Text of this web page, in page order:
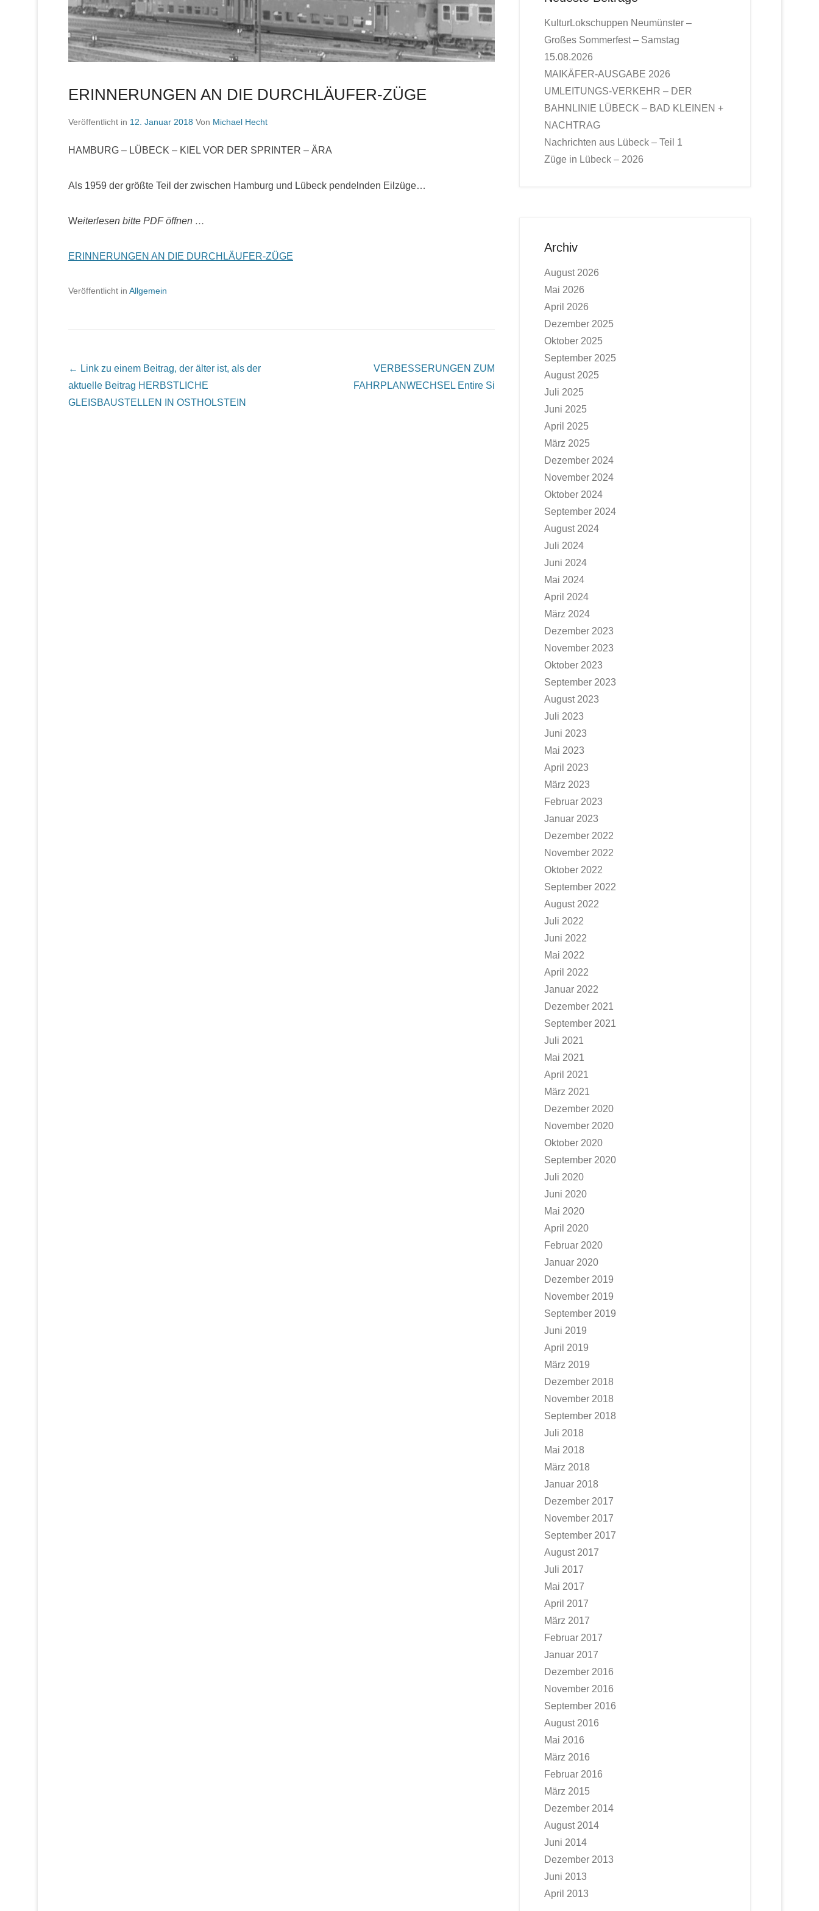
ERINNERUNGEN AN DIE DURCHLÄUFER-ZÜGE
Veröffentlicht in 12. Januar 2018 Von Michael Hecht
HAMBURG – LÜBECK – KIEL VOR DER SPRINTER – ÄRA
Als 1959 der größte Teil der zwischen Hamburg und Lübeck pendelnden Eilzüge…
Weiterlesen bitte PDF öffnen …
ERINNERUNGEN AN DIE DURCHLÄUFER-ZÜGE
Veröffentlicht in Allgemein
Beitrags Übersicht
← Link zu einem Beitrag, der älter ist, als der
aktuelle Beitrag HERBSTLICHE
GLEISBAUSTELLEN IN OSTHOLSTEIN
VERBESSERUNGEN ZUM
FAHRPLANWECHSEL Entire Si
KulturLokschuppen Neumünster –
Großes Sommerfest – Samstag
15.08.2026
MAIKÄFER-AUSGABE 2026
UMLEITUNGS-VERKEHR – DER
BAHNLINIE LÜBECK – BAD KLEINEN +
NACHTRAG
Nachrichten aus Lübeck – Teil 1
Züge in Lübeck – 2026
Archiv
August 2026
Mai 2026
April 2026
Dezember 2025
Oktober 2025
September 2025
August 2025
Juli 2025
Juni 2025
April 2025
März 2025
Dezember 2024
November 2024
Oktober 2024
September 2024
August 2024
Juli 2024
Juni 2024
Mai 2024
April 2024
März 2024
Dezember 2023
November 2023
Oktober 2023
September 2023
August 2023
Juli 2023
Juni 2023
Mai 2023
April 2023
März 2023
Februar 2023
Januar 2023
Dezember 2022
November 2022
Oktober 2022
September 2022
August 2022
Juli 2022
Juni 2022
Mai 2022
April 2022
Januar 2022
Dezember 2021
September 2021
Juli 2021
Mai 2021
April 2021
März 2021
Dezember 2020
November 2020
Oktober 2020
September 2020
Juli 2020
Juni 2020
Mai 2020
April 2020
Februar 2020
Januar 2020
Dezember 2019
November 2019
September 2019
Juni 2019
April 2019
März 2019
Dezember 2018
November 2018
September 2018
Juli 2018
Mai 2018
März 2018
Januar 2018
Dezember 2017
November 2017
September 2017
August 2017
Juli 2017
Mai 2017
April 2017
März 2017
Februar 2017
Januar 2017
Dezember 2016
November 2016
September 2016
August 2016
Mai 2016
März 2016
Februar 2016
März 2015
Dezember 2014
August 2014
Juni 2014
Dezember 2013
Juni 2013
April 2013